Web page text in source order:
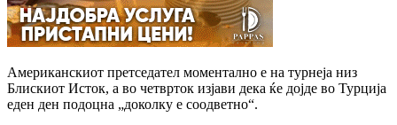
Американскиот претседател моментално е на турнеја низ
Блискиот Исток, а во четврток изјави дека ќе дојде во Турција
еден ден подоцна „доколку е соодветно“.